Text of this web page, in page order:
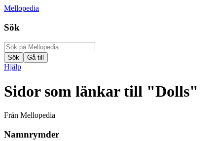
Mellopedia
Sök
Hjälp
Sidor som länkar till "Dolls"
Från Mellopedia
Namnrymder